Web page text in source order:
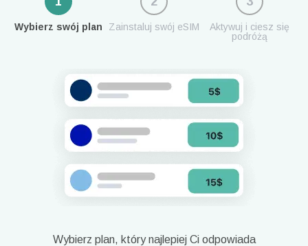
Wybierz swój plan Zainstaluj swój eSIM
Aktywuj i ciesz się
podróżą
Wybierz plan, który najlepiej Ci odpowiada